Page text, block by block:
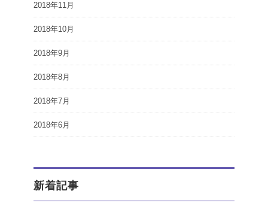
2018年11月
2018年10月
2018年9月
2018年8月
2018年7月
2018年6月
新着記事